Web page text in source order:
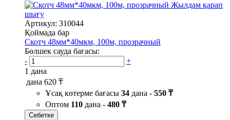
Жылдам қарап
шығу
Артикул: 310044
Қоймада бар
Скотч 48мм*40мкм, 100м, прозрачный
Бөлшек сауда бағасы:
-
+
1 дана
дана 620 ₸
Ұсақ көтерме бағасы 34 дана - 550 ₸
Оптом 110 дана - 480 ₸
Себетке